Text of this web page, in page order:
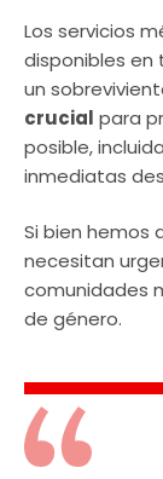
Los servicios
disponibles
un
crucial para
posible,
inmediatas
Si bien hemos
necesitan
comunidades
de género.